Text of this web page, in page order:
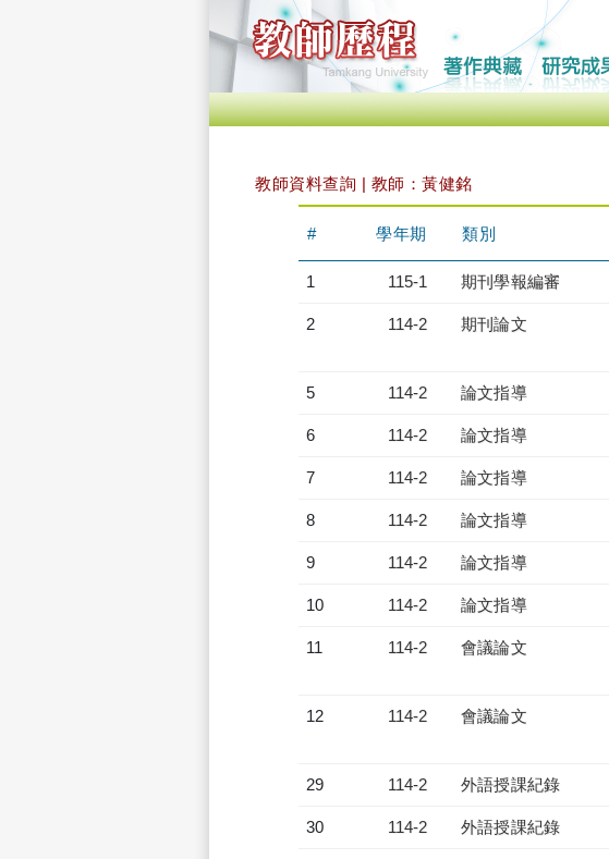
教師資料查詢 | 教師：黃健銘
# 學年期 類別
1 115-1 期刊學報編審
2 114-2 期刊論文
5 114-2 論文指導
6 114-2 論文指導
7 114-2 論文指導
8 114-2 論文指導
9 114-2 論文指導
10 114-2 論文指導
11 114-2 會議論文
12 114-2 會議論文
29 114-2 外語授課紀錄
30 114-2 外語授課紀錄